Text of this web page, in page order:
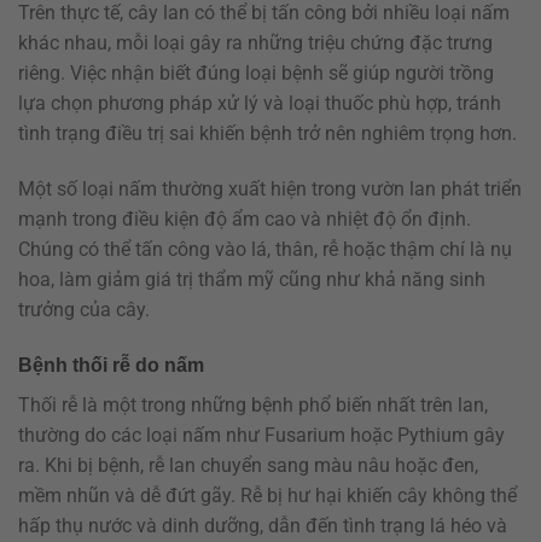
Trên thực tế, cây lan có thể bị tấn công bởi nhiều loại nấm
khác nhau, mỗi loại gây ra những triệu chứng đặc trưng
riêng. Việc nhận biết đúng loại bệnh sẽ giúp người trồng
lựa chọn phương pháp xử lý và loại thuốc phù hợp, tránh
tình trạng điều trị sai khiến bệnh trở nên nghiêm trọng hơn.
Một số loại nấm thường xuất hiện trong vườn lan phát triển
mạnh trong điều kiện độ ẩm cao và nhiệt độ ổn định.
Chúng có thể tấn công vào lá, thân, rễ hoặc thậm chí là nụ
hoa, làm giảm giá trị thẩm mỹ cũng như khả năng sinh
trưởng của cây.
Bệnh thối rễ do nấm
Thối rễ là một trong những bệnh phổ biến nhất trên lan,
thường do các loại nấm như Fusarium hoặc Pythium gây
ra. Khi bị bệnh, rễ lan chuyển sang màu nâu hoặc đen,
mềm nhũn và dễ đứt gãy. Rễ bị hư hại khiến cây không thể
hấp thụ nước và dinh dưỡng, dẫn đến tình trạng lá héo và